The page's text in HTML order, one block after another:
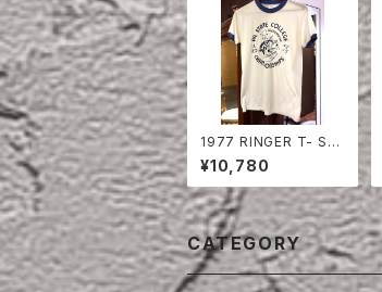
1977 RINGER T- SHI
RT
¥10,780
CATEGORY